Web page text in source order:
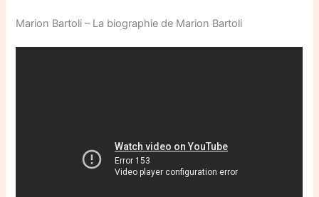
Marion Bartoli – La biographie de Marion Bartoli